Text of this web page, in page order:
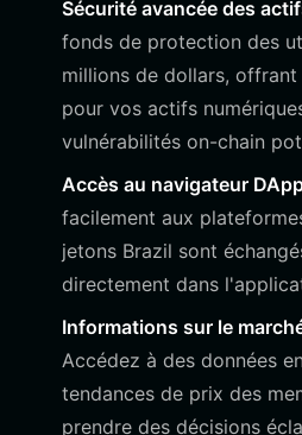
Sécurité avancée des
fonds de protection des
millions de dollars,
pour vos actifs
vulnérabilités on-chain
Accès au navigateur
facilement aux
jetons Brazil sont
directement dans
Informations sur le
Accédez à des données
tendances de prix des
prendre des décisions